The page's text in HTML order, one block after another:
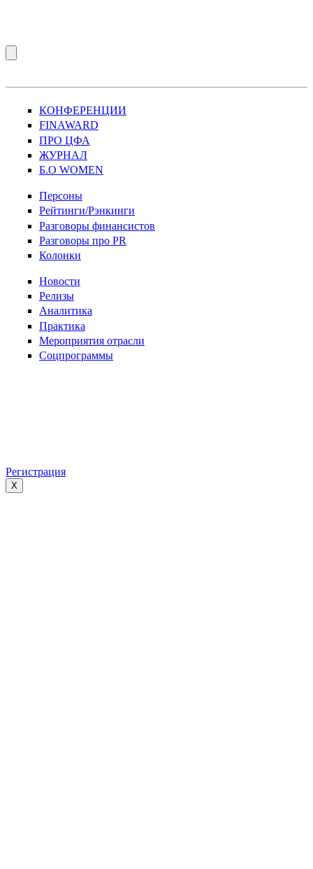
КОНФЕРЕНЦИИ
FINAWARD
ПРО ЦФА
ЖУРНАЛ
Б.О WOMEN
Персоны
Рейтинги/Рэнкинги
Разговоры финансистов
Разговоры про PR
Колонки
Новости
Релизы
Аналитика
Практика
Мероприятия отрасли
Соцпрограммы
Регистрация
X